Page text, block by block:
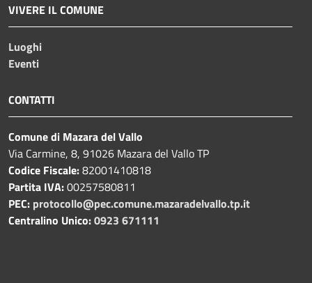
VIVERE IL COMUNE
Luoghi
Eventi
CONTATTI
Comune di Mazara del Vallo
Via Carmine, 8, 91026 Mazara del Vallo TP
Codice Fiscale:82001410818
Partita IVA:00257580811
PEC: protocollo@pec.comune.mazaradelvallo.tp.it
Centralino Unico:0923 671111